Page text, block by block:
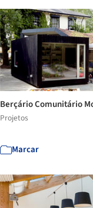
Berçário Comunitário
Projetos
Marcar